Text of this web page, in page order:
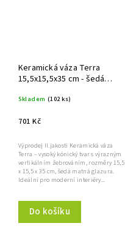
Keramická váza Terra
15,5x15,5x35 cm - šedá
Skladem (102 ks)
701 Kč
Do košíku
Výprodej II.jakosti Keramická váza
Terra – vysoký kónický tvar s výrazným
vertikálním žebrováním, rozměry 15,5
x 15,5 x 35 cm, šedá matná glazura.
Ideální pro moderní interiéry...